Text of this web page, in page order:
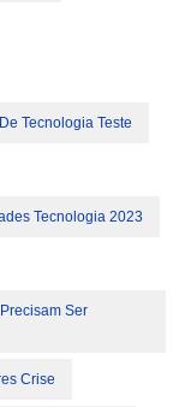
Tecnologia Teste
Tecnologia 2023
Ser
Crise